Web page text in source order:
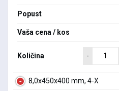
Popust
Vaša cena / kos
Količina -
8,0x450x400 mm, 4-X